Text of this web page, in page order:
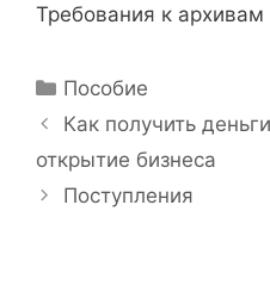
Требования к архивам
Р
у
р
и
Пособие
Н
а
Как получить
открытие бизнеса
Поступления